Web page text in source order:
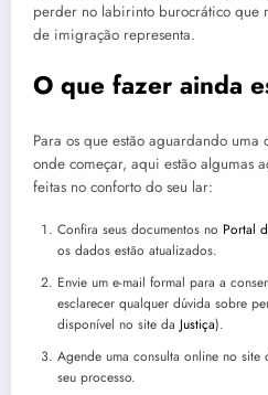
perder no labirinto burocrático que
de imigração representa.
O que fazer ainda
Para os que estão aguardando
onde começar, aqui estão algumas
feitas no conforto do seu lar:
Confira seus documentos no Portal
os dados estão atualizados.
Envie um e-mail formal para a
esclarecer qualquer dúvida sobre
disponível no site da Justiça).
Agende uma consulta online no site
seu processo.